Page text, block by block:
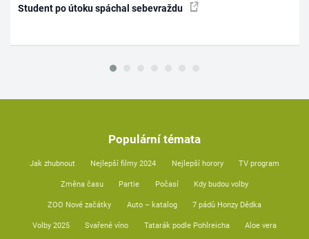
Student po útoku spáchal sebevraždu
Populární témata
Jak zhubnout Nejlepší filmy 2024 Nejlepší horory TV program
Změna času Partie Počasí Kdy budou volby
ZOO Nové začátky Auto – katalog 7 pádů Honzy Dědka
Volby 2025 Svařené víno Tatarák podle Pohlreicha Aloe vera